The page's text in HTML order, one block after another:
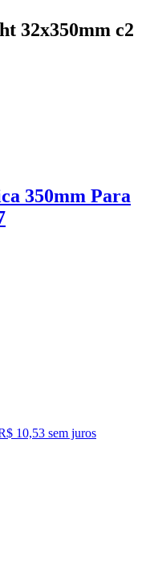
32x350mm c2
350mm Para
10,53 sem juros